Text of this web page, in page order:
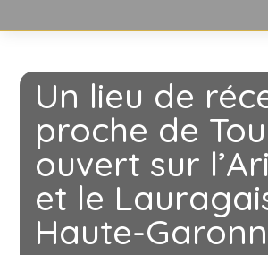
Un lieu de
proche de
ouvert sur
et le
Haute-